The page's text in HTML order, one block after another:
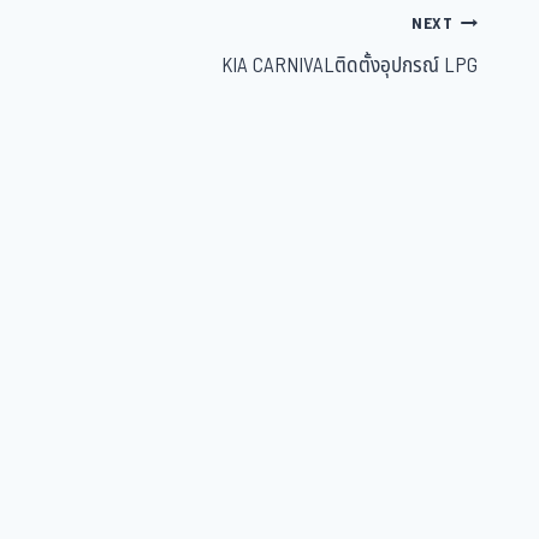
NEXT
KIA CARNIVALติดตั้งอุปกรณ์ LPG